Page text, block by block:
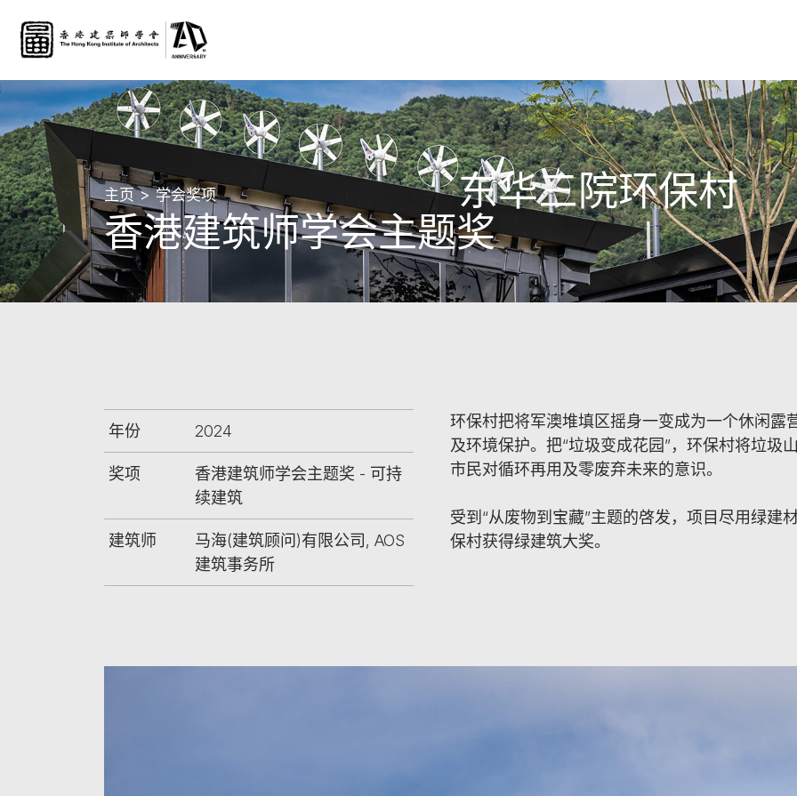
东华三院环保村
主页 学会奖项
香港建筑师学会主题奖
年份 2024
奖项
香港建筑师学会主题奖 - 可持
续建筑
建筑师
马海(建筑顾问)有限公司, AOS
建筑事务所
环保村把将军澳堆填区摇身一变成为一个休闲露
及环境保护。把“垃圾变成花园”，环保村将垃圾
市民对循环再用及零废弃未来的意识。
受到“从废物到宝藏”主题的啓发，项目尽用绿建
保村获得绿建筑大奖。